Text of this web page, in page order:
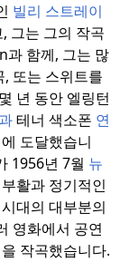
빌리 스트레이
그는 그의 작곡
함께, 그는 많
또는 스위트를
년 동안 엘링턴
테너 색소폰 연
도달했습니
1956년 7월 뉴
활과 정기적인
대의 대부분의
영화에서 공연
작곡했습니다.